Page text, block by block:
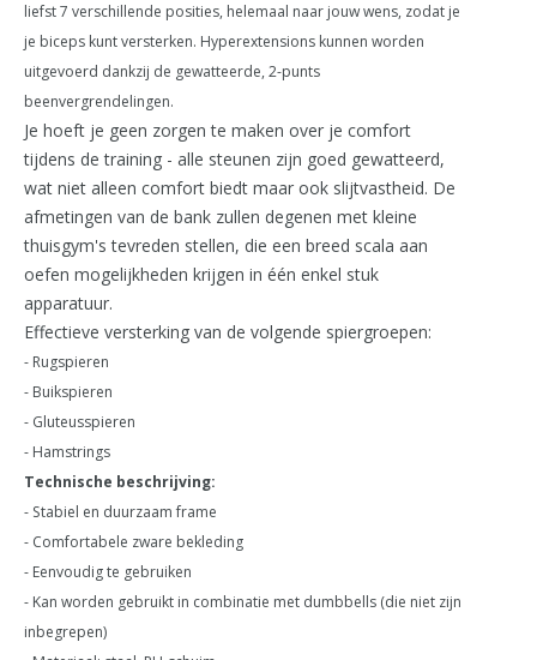
liefst 7 verschillende posities, helemaal naar jouw wens, zodat je
je biceps kunt versterken. Hyperextensions kunnen worden
uitgevoerd dankzij de gewatteerde, 2-punts
beenvergrendelingen.
Je hoeft je geen zorgen te maken over je comfort
tijdens de training - alle steunen zijn goed gewatteerd,
wat niet alleen comfort biedt maar ook slijtvastheid. De
afmetingen van de bank zullen degenen met kleine
thuisgym's tevreden stellen, die een breed scala aan
oefen mogelijkheden krijgen in één enkel stuk
apparatuur.
Effectieve versterking van de volgende spiergroepen:
- Rugspieren
- Buikspieren
- Gluteusspieren
- Hamstrings
Technische beschrijving:
- Stabiel en duurzaam frame
- Comfortabele zware bekleding
- Eenvoudig te gebruiken
- Kan worden gebruikt in combinatie met dumbbells (die niet zijn
inbegrepen)